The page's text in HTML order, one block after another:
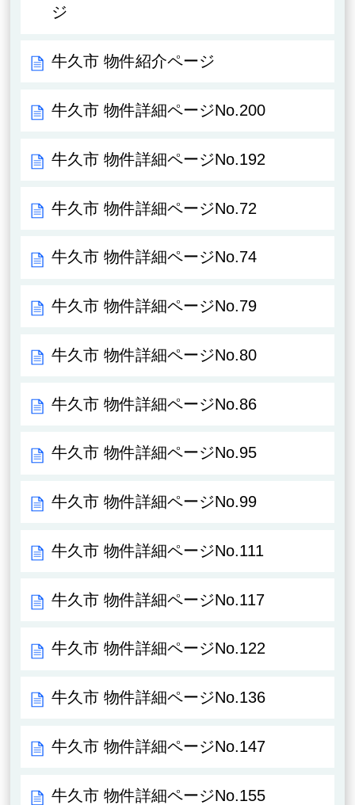
ジ
牛久市 物件紹介ページ
牛久市 物件詳細ページNo.200
牛久市 物件詳細ページNo.192
牛久市 物件詳細ページNo.72
牛久市 物件詳細ページNo.74
牛久市 物件詳細ページNo.79
牛久市 物件詳細ページNo.80
牛久市 物件詳細ページNo.86
牛久市 物件詳細ページNo.95
牛久市 物件詳細ページNo.99
牛久市 物件詳細ページNo.111
牛久市 物件詳細ページNo.117
牛久市 物件詳細ページNo.122
牛久市 物件詳細ページNo.136
牛久市 物件詳細ページNo.147
牛久市 物件詳細ページNo.155